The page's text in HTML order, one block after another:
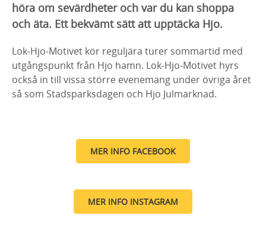
höra om sevärdheter och var du kan shoppa
och äta. Ett bekvämt sätt att upptäcka Hjo.
Lok-Hjo-Motivet kör reguljära turer sommartid med
utgångspunkt från Hjo hamn. Lok-Hjo-Motivet hyrs
också in till vissa större evenemang under övriga året
så som Stadsparksdagen och Hjo Julmarknad.
MER INFO FACEBOOK
MER INFO INSTAGRAM